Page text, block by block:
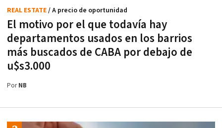
El motivo por el que todavía hay
departamentos usados en los barrios
más buscados de CABA por debajo de
u$s3.000
REAL ESTATE/ A precio de oportunidad
PorNB